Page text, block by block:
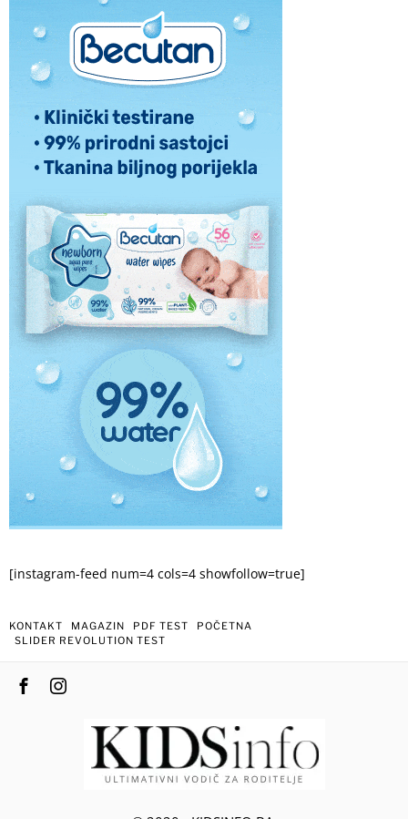
[instagram-feed num=4 cols=4 showfollow=true]
KONTAKT MAGAZIN PDF TEST
POČETNA
SLIDER REVOLUTION TEST